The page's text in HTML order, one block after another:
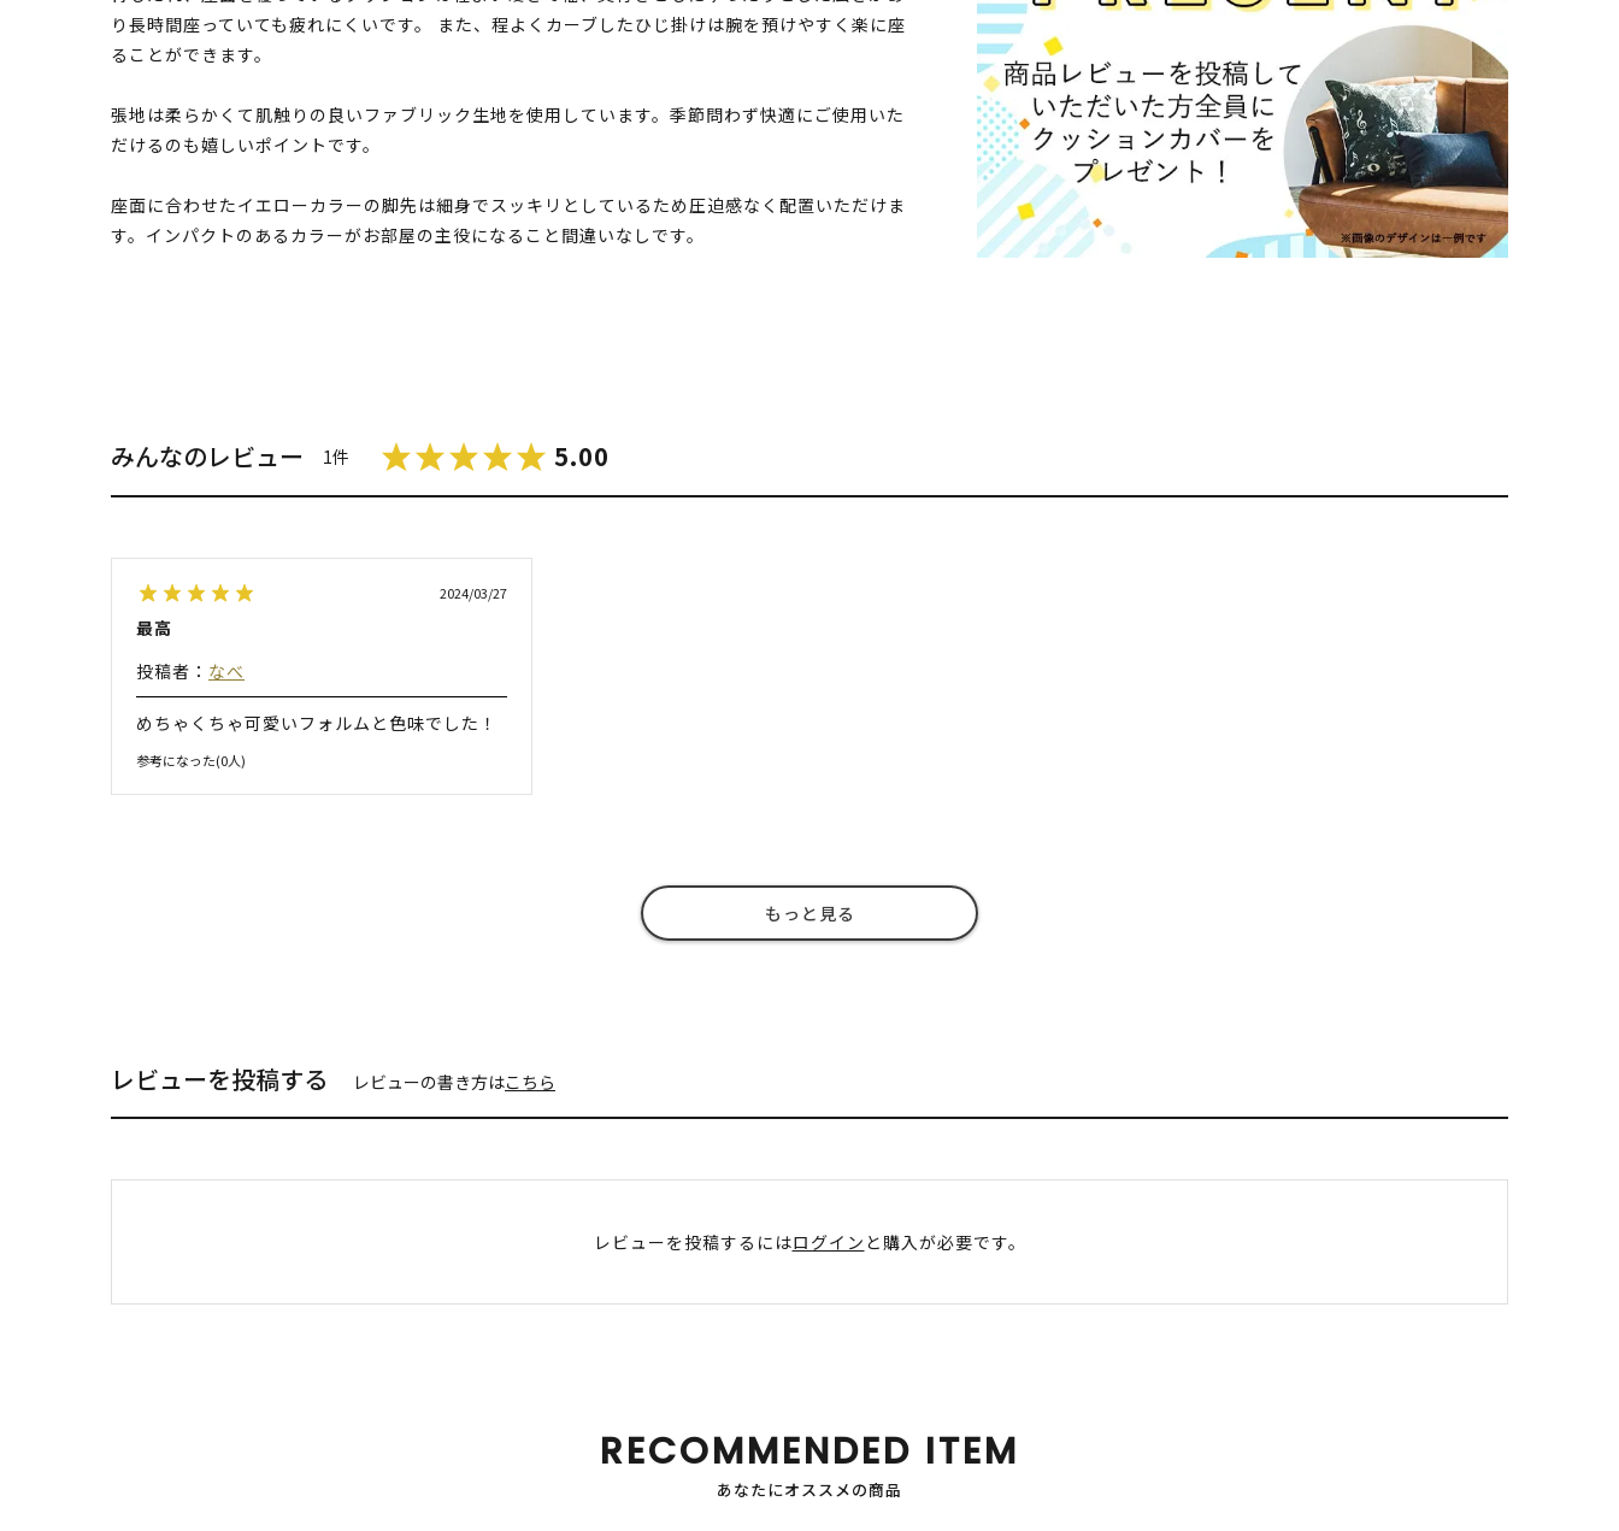
り長時間座っていても疲れにくいです。 また、程よくカーブしたひじ掛けは腕を預けやすく楽に座
ることができます。
張地は柔らかくて肌触りの良いファブリック生地を使用しています。季節問わず快適にご使用いた
だけるのも嬉しいポイントです。
座面に合わせたイエローカラーの脚先は細身でスッキリとしているため圧迫感なく配置いただけま
す。インパクトのあるカラーがお部屋の主役になること間違いなしです。
みんなのレビュー 1件 5.00
2024/03/27
最高
投稿者： なべ
めちゃくちゃ可愛いフォルムと色味でした！
参考になった(0人)
もっと見る
レビューを投稿する レビューの書き方はこちら
レビューを投稿するにはログイン と購入が必要です。
RECOMMENDED ITEM
あなたにオススメの商品